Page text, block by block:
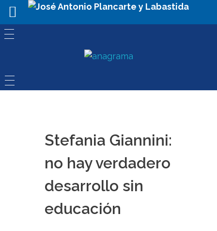
Stefania Giannini:
no hay verdadero
desarrollo sin
educación